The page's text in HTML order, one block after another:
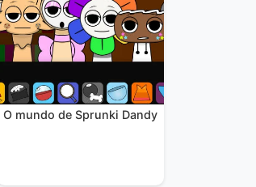
O mundo de Sprunki Dandy